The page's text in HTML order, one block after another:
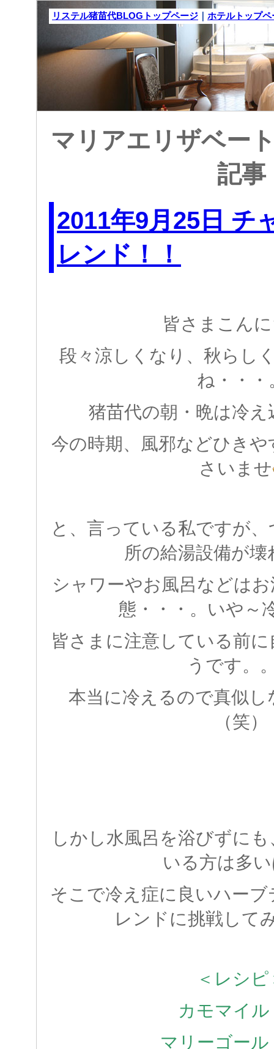
リステル猪苗代BLOGトップページ ｜ ホテルトップペ
マリアエリザベー
記事
2011年9月25日 チ
レンド！！
皆さまこん
段々涼しくなり、秋らし
ね・・・
猪苗代の朝・晩は冷
今の時期、風邪などひき
さいませ
と、言っている私ですが
所の給湯設備が
シャワーやお風呂などは
態・・・。いや～
皆さまに注意している前
うです。
本当に冷えるので真似
（笑）
しかし水風呂を浴びずに
いる方は多
そこで冷え症に良いハー
レンドに挑戦して
＜レシピ
カモマイル
マリーゴール